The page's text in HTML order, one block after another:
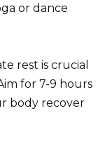
or dance
rest is crucial
for 7-9 hours
body recover